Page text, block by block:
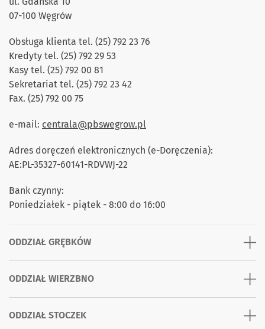
07-100 Węgrów
Obsługa klienta tel. (25) 792 23 76
Kredyty tel. (25) 792 29 53
Kasy tel. (25) 792 00 81
Sekretariat tel. (25) 792 23 42
Fax. (25) 792 00 75
e-mail: centrala@pbswegrow.pl
Adres doręczeń elektronicznych (e-Doręczenia):
AE:PL-35327-60141-RDVWJ-22
Bank czynny:
Poniedziałek - piątek - 8:00 do 16:00
ODDZIAŁ GRĘBKÓW
ODDZIAŁ WIERZBNO
ODDZIAŁ STOCZEK